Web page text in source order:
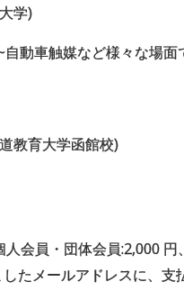
学)
動車触媒など様々な場面
教育大学函館校)
会員・団体会員:2,000
たメールアドレスに、支